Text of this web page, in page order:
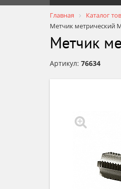
Главная Каталог
Метчик метрический
Метчик
Артикул: 76634